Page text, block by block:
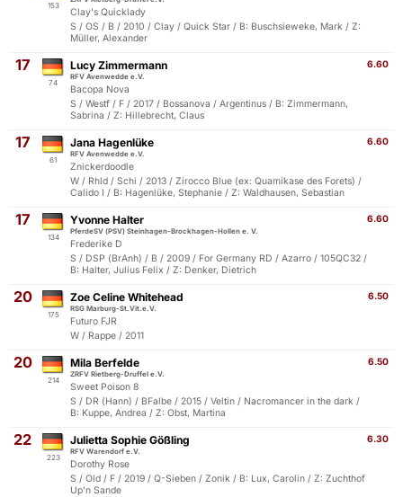
153
Clay's Quicklady
S / OS / B / 2010 / Clay / Quick Star / B: Buschsieweke, Mark / Z:
Müller, Alexander
17
74
6.60
Lucy Zimmermann
RFV Avenwedde e.V.
Bacopa Nova
S / Westf / F / 2017 / Bossanova / Argentinus / B: Zimmermann,
Sabrina / Z: Hillebrecht, Claus
17
61
6.60
Jana Hagenlüke
RFV Avenwedde e.V.
Znickerdoodle
W / Rhld / Schi / 2013 / Zirocco Blue (ex: Quamikase des Forets) /
Calido I / B: Hagenlüke, Stephanie / Z: Waldhausen, Sebastian
17
134
6.60
Yvonne Halter
PferdeSV (PSV) Steinhagen-Brockhagen-Hollen e. V.
Frederike D
S / DSP (BrAnh) / B / 2009 / For Germany RD / Azarro / 105QC32 /
B: Halter, Julius Felix / Z: Denker, Dietrich
20
175
6.50
Zoe Celine Whitehead
RSG Marburg-St.Vit.e.V.
Futuro FJR
W / Rappe / 2011
20
214
6.50
Mila Berfelde
ZRFV Rietberg-Druffel e.V.
Sweet Poison 8
S / DR (Hann) / BFalbe / 2015 / Veltin / Nacromancer in the dark /
B: Kuppe, Andrea / Z: Obst, Martina
22
223
6.30
Julietta Sophie Gößling
RFV Warendorf e.V.
Dorothy Rose
S / Old / F / 2019 / Q-Sieben / Zonik / B: Lux, Carolin / Z: Zuchthof
Up'n Sande